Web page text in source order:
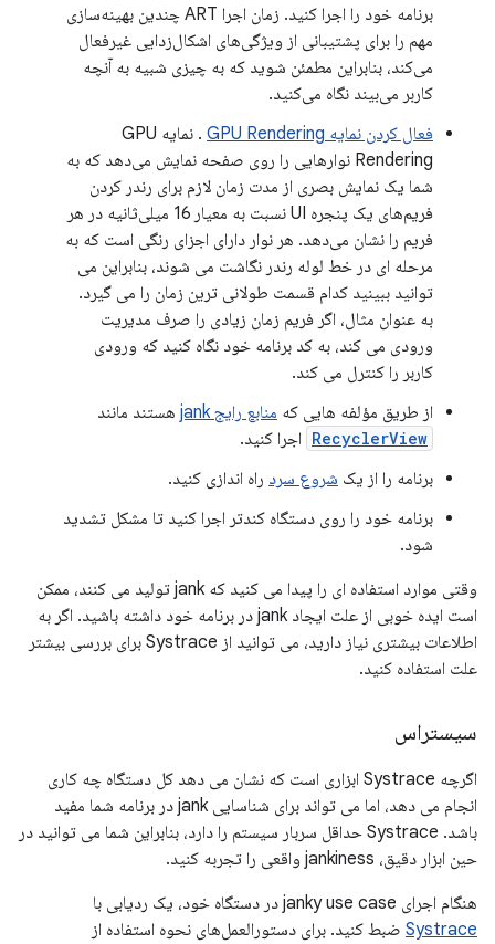
برنامه خود را اجرا کنید. زمان اجرا ART چندین بهینه‌سازی
مهم را برای پشتیبانی از ویژگی‌های اشکال‌زدایی غیرفعال
می‌کند، بنابراین مطمئن شوید که به چیزی شبیه به آنچه
کاربر می‌بیند نگاه می‌کنید.
فعال کردن نمایه GPU Rendering
. نمایه GPU
Rendering نوارهایی را روی صفحه نمایش می‌دهد که به
شما یک نمایش بصری از مدت زمان لازم برای رندر کردن
فریم‌های یک پنجره UI نسبت به معیار 16 میلی‌ثانیه در هر
فریم را نشان می‌دهد. هر نوار دارای اجزای رنگی است که به
مرحله ای در خط لوله رندر نگاشت می شوند، بنابراین می
توانید ببینید کدام قسمت طولانی ترین زمان را می گیرد.
به عنوان مثال، اگر فریم زمان زیادی را صرف مدیریت
ورودی می کند، به کد برنامه خود نگاه کنید که ورودی
کاربر را کنترل می کند.
از طریق مؤلفه هایی که منابع رایج jank هستند مانند
RecyclerView اجرا کنید.
برنامه را از یک شروع سرد راه اندازی کنید.
برنامه خود را روی دستگاه کندتر اجرا کنید تا مشکل تشدید
شود.
وقتی موارد استفاده ای را پیدا می کنید که jank تولید می کنند، ممکن
است ایده خوبی از علت ایجاد jank در برنامه خود داشته باشید. اگر به
اطلاعات بیشتری نیاز دارید، می توانید از Systrace برای بررسی بیشتر
علت استفاده کنید.
سیستراس
اگرچه Systrace ابزاری است که نشان می دهد کل دستگاه چه کاری
انجام می دهد، اما می تواند برای شناسایی jank در برنامه شما مفید
باشد. Systrace حداقل سربار سیستم را دارد، بنابراین شما می توانید در
حین ابزار دقیق، jankiness واقعی را تجربه کنید.
هنگام اجرای janky use case در دستگاه خود، یک ردیابی با
Systrace ضبط کنید. برای دستورالعمل‌های نحوه استفاده از